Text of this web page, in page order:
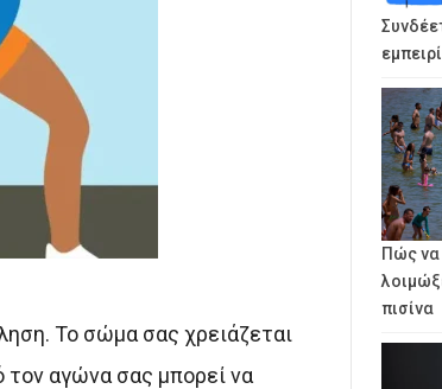
Το σώμα σας χρειάζεται
τον αγώνα σας μπορεί να
Πώς να
πισίνα